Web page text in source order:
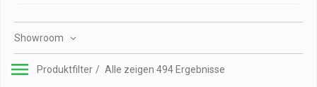
Showroom
Produktfilter Alle zeigen 494 Ergebnisse